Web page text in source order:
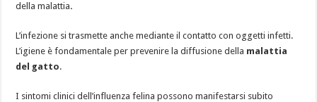
della malattia.
L’infezione si trasmette anche mediante il contatto con oggetti infetti.
L’igiene è fondamentale per prevenire la diffusione della malattia
del gatto.
I sintomi clinici dell’influenza felina possono manifestarsi subito